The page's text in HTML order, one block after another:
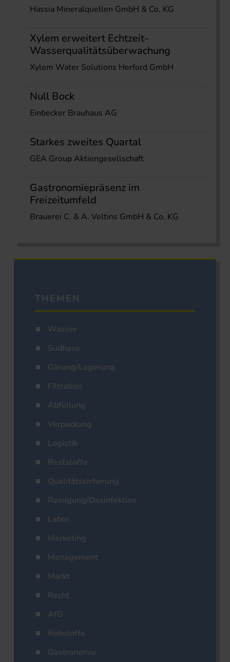
Hassia Mineralquellen GmbH & Co. KG
Xylem erweitert Echtzeit-
Wasserqualitätsüberwachung
Xylem Water Solutions Herford GmbH
Null Bock
Einbecker Brauhaus AG
Starkes zweites Quartal
GEA Group Aktiengesellschaft
Gastronomiepräsenz im
Freizeitumfeld
Brauerei C. & A. Veltins GmbH & Co. KG
THEMEN
Wasser
Sudhaus
Gärung/Lagerung
Filtration
Abfüllung
Verpackung
Logistik
Reststoffe
Qualitätssicherung
Reinigung/Desinfektion
Labor
Marketing
Management
Markt
Recht
AfG
Rohstoffe
Gastronomie